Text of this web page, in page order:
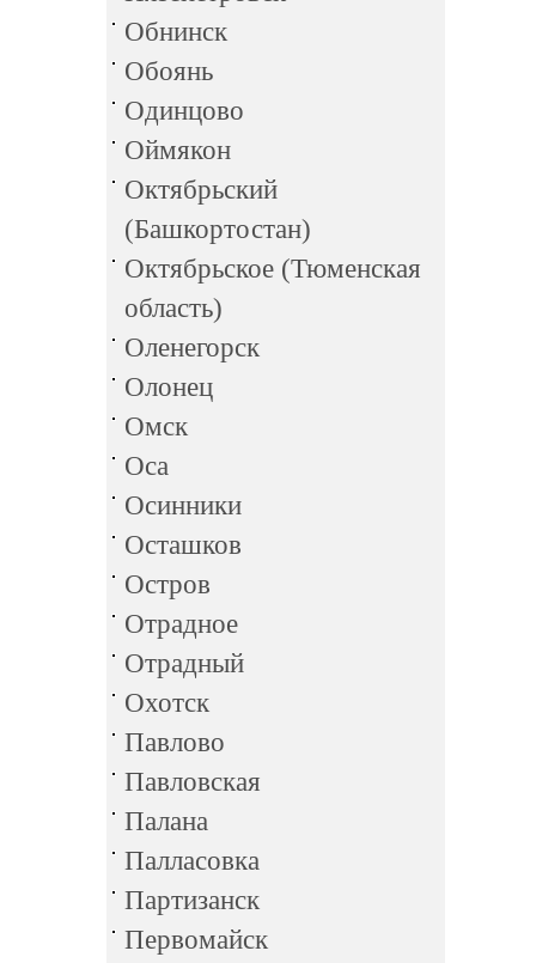
Обнинск
Обоянь
Одинцово
Оймякон
Октябрьский
(Башкортостан)
Октябрьское (Тюменская
область)
Оленегорск
Олонец
Омск
Оса
Осинники
Осташков
Остров
Отрадное
Отрадный
Охотск
Павлово
Павловская
Палана
Палласовка
Партизанск
Первомайск